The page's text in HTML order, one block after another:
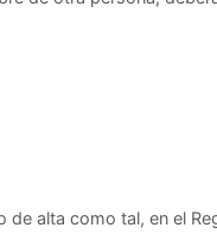
de alta como tal, en el